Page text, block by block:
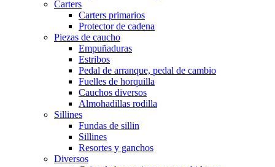
Carters
Carters primarios
Protector de cadena
Piezas de caucho
Empuñaduras
Estribos
Pedal de arranque, pedal de cambio
Fuelles de horquilla
Cauchos diversos
Almohadillas rodilla
Sillines
Fundas de sillin
Sillines
Resortes y ganchos
Diversos